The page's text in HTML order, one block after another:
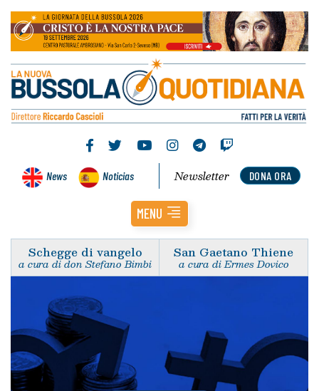
News Noticias DONA ORA
Newsletter
MENU
Schegge di vangelo
a cura di don Stefano Bimbi
San Gaetano Thiene
a cura di Ermes Dovico